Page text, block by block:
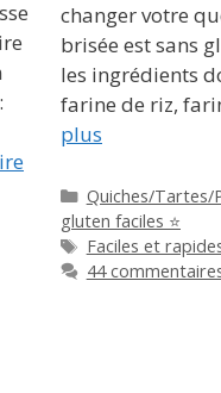
changer votre
brisée est sans
les ingrédients
farine de riz,
plus
Catégories
Quiches/Tartes/
gluten faciles ⭐
Étiquettes
Faciles et
44